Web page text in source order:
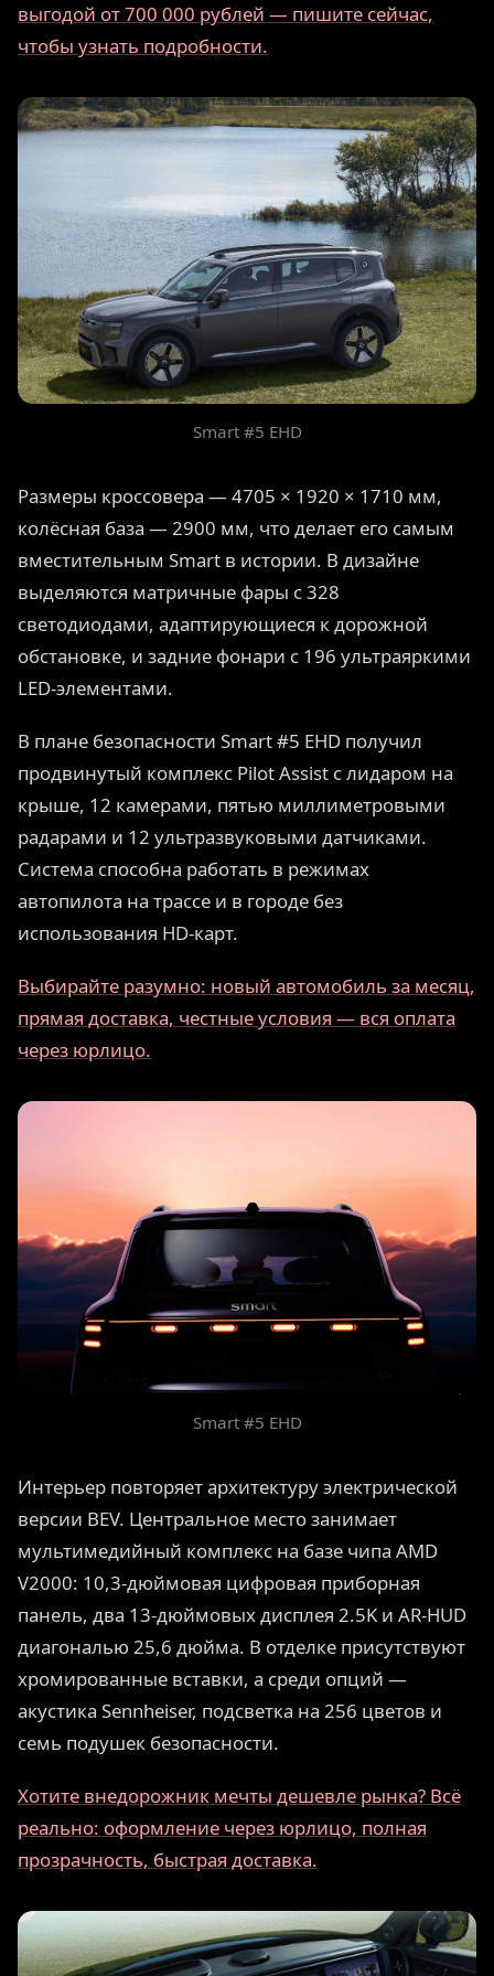
выгодой от 700 000 рублей — пишите сейчас,
чтобы узнать подробности.
Smart #5 EHD
Размеры кроссовера — 4705 × 1920 × 1710 мм,
колёсная база — 2900 мм, что делает его самым
вместительным Smart в истории. В дизайне
выделяются матричные фары с 328
светодиодами, адаптирующиеся к дорожной
обстановке, и задние фонари с 196 ультраяркими
LED-элементами.
В плане безопасности Smart #5 EHD получил
продвинутый комплекс Pilot Assist с лидаром на
крыше, 12 камерами, пятью миллиметровыми
радарами и 12 ультразвуковыми датчиками.
Система способна работать в режимах
автопилота на трассе и в городе без
использования HD-карт.
Выбирайте разумно: новый автомобиль за месяц,
прямая доставка, честные условия — вся оплата
через юрлицо.
Smart #5 EHD
Интерьер повторяет архитектуру электрической
версии BEV. Центральное место занимает
мультимедийный комплекс на базе чипа AMD
V2000: 10,3-дюймовая цифровая приборная
панель, два 13-дюймовых дисплея 2.5K и AR-HUD
диагональю 25,6 дюйма. В отделке присутствуют
хромированные вставки, а среди опций —
акустика Sennheiser, подсветка на 256 цветов и
семь подушек безопасности.
Хотите внедорожник мечты дешевле рынка? Всё
реально: оформление через юрлицо, полная
прозрачность, быстрая доставка.